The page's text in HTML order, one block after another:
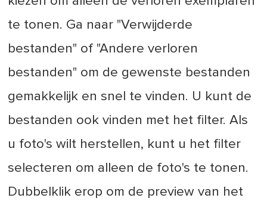
te tonen. Ga naar "Verwijderde
bestanden" of "Andere verloren
bestanden" om de gewenste bestanden
gemakkelijk en snel te vinden. U kunt de
bestanden ook vinden met het filter. Als
u foto's wilt herstellen, kunt u het filter
selecteren om alleen de foto's te tonen.
Dubbelklik erop om de preview van het